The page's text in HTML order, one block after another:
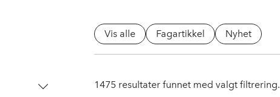
Vis alle Fagartikkel Nyhet
1475 resultater funnet med valgt filtrering.